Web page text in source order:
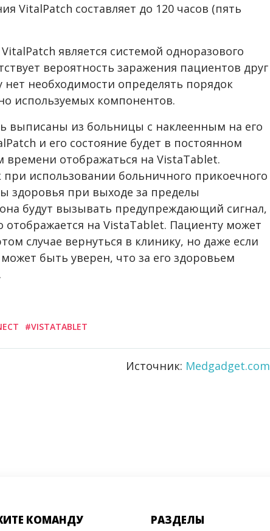
VitalPatch составляет до 120 часов (пять
является системой одноразового
вероятность заражения пациентов друг
нет необходимости определять порядок
используемых компонентов.
выписаны из больницы с наклеенным на его
и его состояние будет в постоянном
отображаться на VistaTablet.
использовании больничного прикоечного
здоровья при выходе за пределы
будут вызывать предупреждающий сигнал,
на VistaTablet. Пациенту может
случае вернуться в клинику, но даже если
быть уверен, что за его здоровьем
#VISTATABLET
Источник: Medgadget.com
КОМАНДУ
РАЗДЕЛЫ